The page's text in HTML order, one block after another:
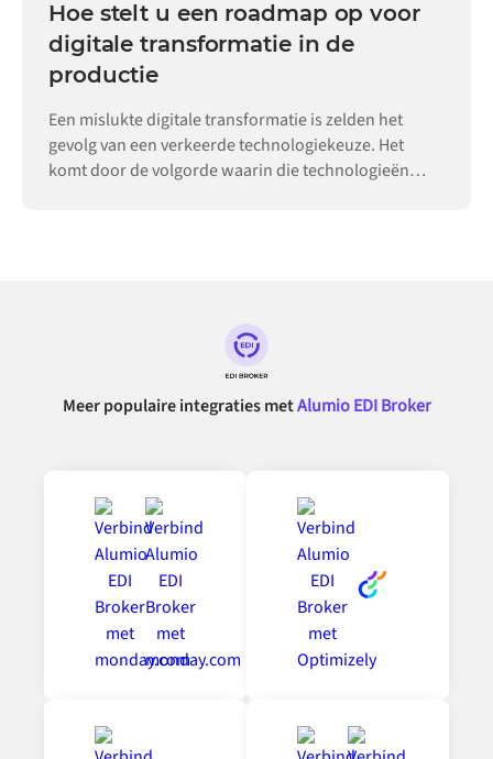
Hoe stelt u een roadmap op voor
digitale transformatie in de
productie
Een mislukte digitale transformatie is zelden het
gevolg van een verkeerde technologiekeuze. Het
komt door de volgorde waarin die technologieën
Meer populaire integraties metAlumio EDI Broker